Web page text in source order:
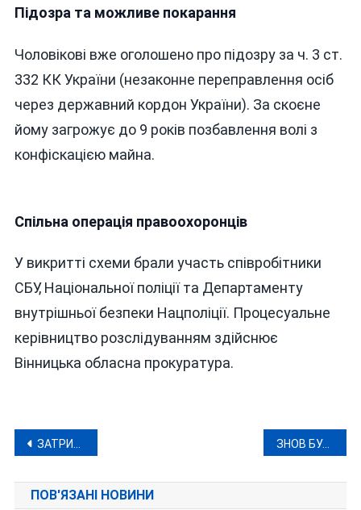
Підозра та можливе покарання
Чоловікові вже оголошено про підозру за ч. 3 ст.
332 КК України (незаконне переправлення осіб
через державний кордон України). За скоєне
йому загрожує до 9 років позбавлення волі з
конфіскацією майна.
Спільна операція правоохоронців
У викритті схеми брали участь співробітники
СБУ, Національної поліції та Департаменту
внутрішньої безпеки Нацполіції. Процесуальне
керівництво розслідуванням здійснює
Вінницька обласна прокуратура.
Навігація
записів
ЗАТРИМАНО 23-РІЧНОГО ДЕЗЕРТИРА, ЯКИЙ НА ЗАМОВЛЕННЯ РОЗВІДКИ РФ КОРИГУВАВ УДАРИ ПО ВІННИЧЧИНІ І СУМЩИНІ ЗНОВ БУДУТЬ СУДИТИ УЛЮБЛЕНОГО ПІДРЯДНИКА ЯКУШИНЕЦЬКОГО МАЙОРА МІЛІЦІЇ У ВІДСТАВЦІ РОМАНЮКА
ПОВ'ЯЗАНІ НОВИНИ